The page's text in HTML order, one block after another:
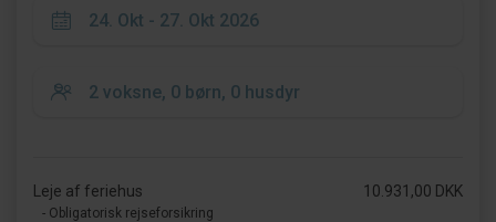
Leje af feriehus
- Obligatorisk rejseforsikring
10.931,00 DKK